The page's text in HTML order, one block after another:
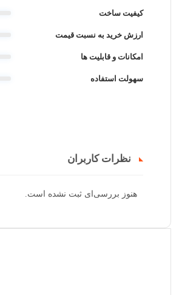
کیفیت ساخت
ارزش خرید به نسبت قیمت
امکانات و قابلیت ها
سهولت استفاده
نظرات کاربران
هنوز بررسی‌ای ثبت نشده است.